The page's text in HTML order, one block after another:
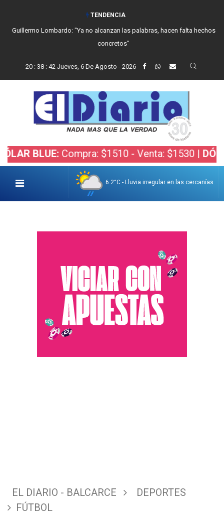
TENDENCIA
Guillermo Lombardo: "Ya no alcanzan las palabras, hacen falta hechos
concretos"
20: 38: 43 Jueves, 6 De Agosto - 2026
Compra: $1510 - Venta: $1530 |DÓLAR
6.2°C - Lluvia irregular en las cercanías
EL DIARIO - BALCARCE
DEPORTES
FÚTBOL